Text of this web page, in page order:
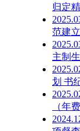
归定
范建
主制
划 书
（年